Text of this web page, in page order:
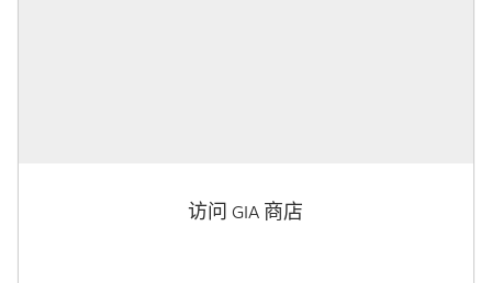
访问 GIA 商店